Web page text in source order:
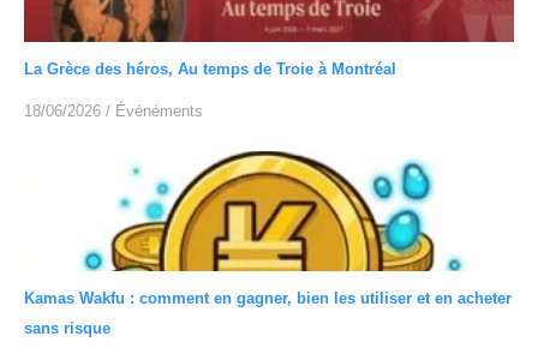
La Grèce des héros, Au temps de Troie à Montréal
18/06/2026 / Événéments
Kamas Wakfu : comment en gagner, bien les utiliser et en acheter
sans risque